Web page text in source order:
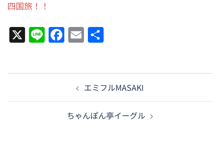
四国旅！！
Line Facebook
Email
ナ
エミフルMASAKI
ちゃんぽん亭イーグル